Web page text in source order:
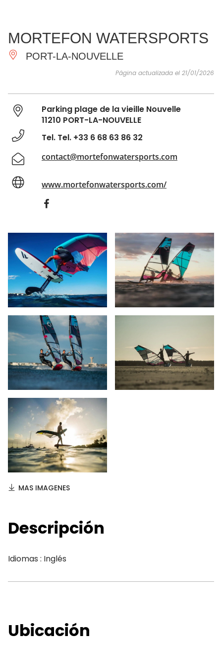
IMPRESCINDIBLES
HACER
INSPIRACIONES
MORTEFON WATERSPORTS
PORT-LA-NOUVELLE
Página actualizada el 21/01/2026
Parking plage de la vieille Nouvelle
11210 PORT-LA-NOUVELLE
Tel. Tel. +33 6 68 63 86 32
contact@mortefonwatersports.com
www.mortefonwatersports.com/
MAS IMAGENES
Descripción
Idiomas : Inglés
Ubicación